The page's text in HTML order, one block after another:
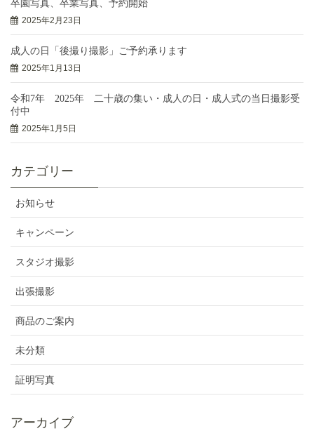
卒園写真、卒業写真、予約開始
2025年2月23日
成人の日「後撮り撮影」ご予約承ります
2025年1月13日
令和7年 2025年 二十歳の集い・成人の日・成人式の当日撮影受
付中
2025年1月5日
カテゴリー
お知らせ
キャンペーン
スタジオ撮影
出張撮影
商品のご案内
未分類
証明写真
アーカイブ